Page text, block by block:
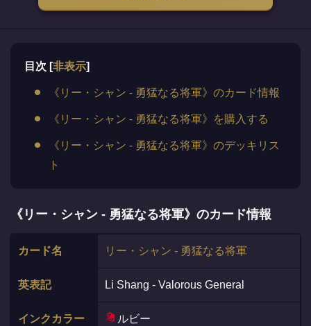
目次 [非表示]
《リー・シャン - 勇猛なる将軍》のカード情報
《リー・シャン - 勇猛なる将軍》を購入する
《リー・シャン - 勇猛なる将軍》のデッキリス
ト
《リー・シャン - 勇猛なる将軍》のカード情報
カード名 リー・シャン - 勇猛なる将軍
英表記 Li Shang - Valorous General
インクカラー ルビー